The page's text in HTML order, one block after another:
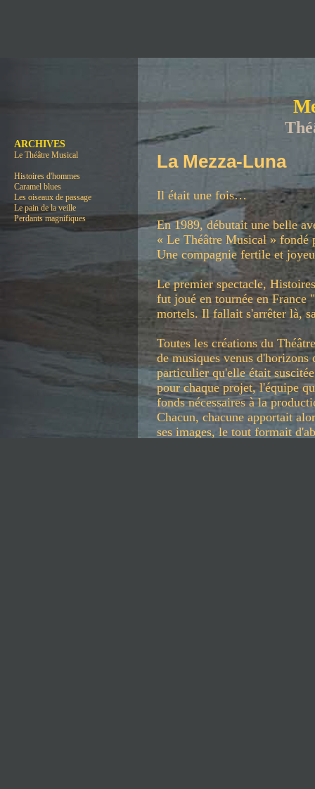
ARCHIVES
Le Théâtre Musical
Histoires d'hommes
Caramel blues
Les oiseaux de passage
Le pain de la veille
Perdants magnifiques
La Mezza-Luna
Il était une fois…
En 1989, débutait une belle
« Le Théâtre Musical »
Une compagnie fertile et
Le premier spectacle,
fut joué en tournée en France
mortels. Il fallait s'arrêter là,
Toutes les créations du
de musiques venus
particulier qu'elle était
pour chaque projet, l'équipe
fonds nécessaires à la
Chacun, chacune apportait
ses images, le tout formait